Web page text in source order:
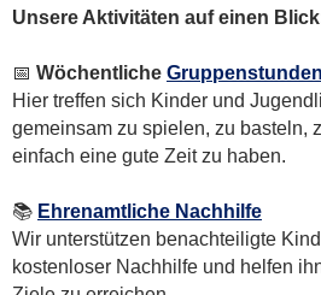
Unsere Aktivitäten auf einen
📅 Wöchentliche Gruppenstunden
Hier treffen sich Kinder und
gemeinsam zu spielen, zu basteln,
einfach eine gute Zeit zu haben.
📚 Ehrenamtliche Nachhilfe
Wir unterstützen benachteiligte
kostenloser Nachhilfe und helfen